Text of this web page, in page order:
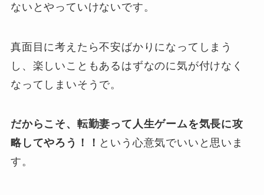
ないとやっていけないです。
真面目に考えたら不安ばかりになってしまう
し、楽しいこともあるはずなのに気が付けなく
なってしまいそうで。
だからこそ、転勤妻って人生ゲームを気長に攻
略してやろう！！ という心意気でいいと思いま
す。